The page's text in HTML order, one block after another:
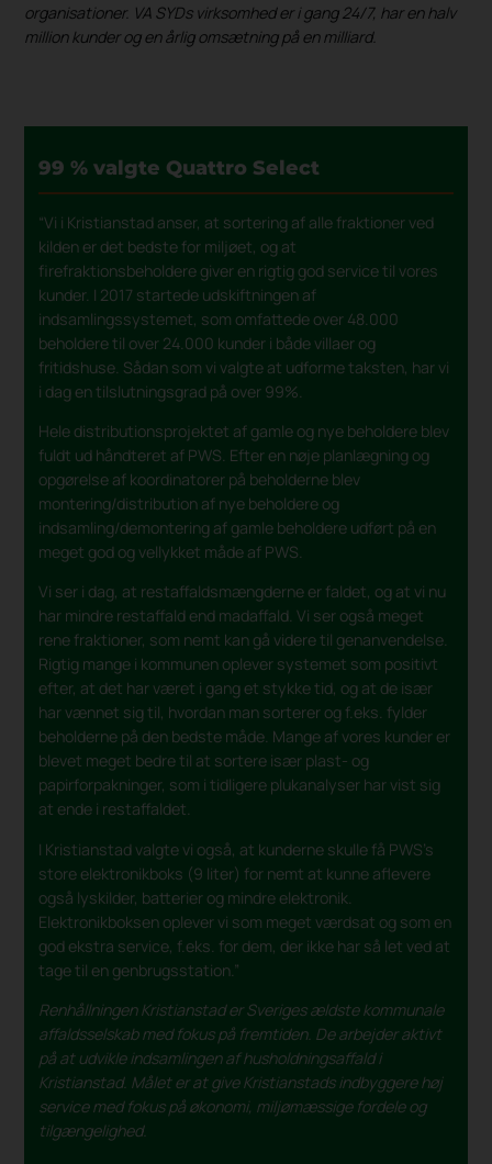
organisationer. VA SYDs virksomhed er i gang 24/7, har en halv
million kunder og en årlig omsætning på en milliard.
99 % valgte Quattro Select
“Vi i Kristianstad anser, at sortering af alle fraktioner ved
kilden er det bedste for miljøet, og at
firefraktionsbeholdere giver en rigtig god service til vores
kunder. I 2017 startede udskiftningen af
indsamlingssystemet, som omfattede over 48.000
beholdere til over 24.000 kunder i både villaer og
fritidshuse. Sådan som vi valgte at udforme taksten, har vi
i dag en tilslutningsgrad på over 99%.
Hele distributionsprojektet af gamle og nye beholdere blev
fuldt ud håndteret af PWS. Efter en nøje planlægning og
opgørelse af koordinatorer på beholderne blev
montering/distribution af nye beholdere og
indsamling/demontering af gamle beholdere udført på en
meget god og vellykket måde af PWS.
Vi ser i dag, at restaffaldsmængderne er faldet, og at vi nu
har mindre restaffald end madaffald. Vi ser også meget
rene fraktioner, som nemt kan gå videre til genanvendelse.
Rigtig mange i kommunen oplever systemet som positivt
efter, at det har været i gang et stykke tid, og at de især
har vænnet sig til, hvordan man sorterer og f.eks. fylder
beholderne på den bedste måde. Mange af vores kunder er
blevet meget bedre til at sortere især plast- og
papirforpakninger, som i tidligere plukanalyser har vist sig
at ende i restaffaldet.
I Kristianstad valgte vi også, at kunderne skulle få PWS’s
store elektronikboks (9 liter) for nemt at kunne aflevere
også lyskilder, batterier og mindre elektronik.
Elektronikboksen oplever vi som meget værdsat og som en
god ekstra service, f.eks. for dem, der ikke har så let ved at
tage til en genbrugsstation.”
Renhållningen Kristianstad er Sveriges ældste kommunale
affaldsselskab med fokus på fremtiden. De arbejder aktivt
på at udvikle indsamlingen af husholdningsaffald i
Kristianstad. Målet er at give Kristianstads indbyggere høj
service med fokus på økonomi, miljømæssige fordele og
tilgængelighed.